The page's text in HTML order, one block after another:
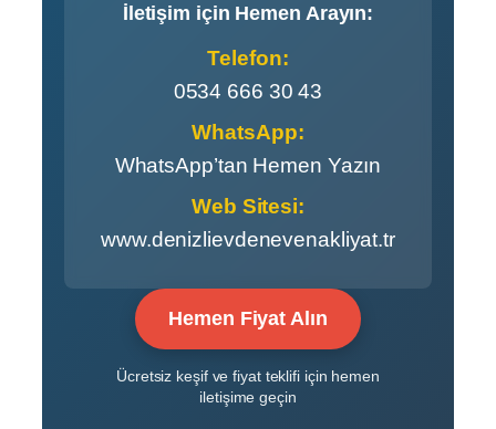
İletişim için Hemen Arayın:
Telefon:
0534 666 30 43
WhatsApp:
WhatsApp’tan Hemen Yazın
Web Sitesi:
www.denizlievdenevenakliyat.tr
Hemen Fiyat Alın
Ücretsiz keşif ve fiyat teklifi için hemen
iletişime geçin